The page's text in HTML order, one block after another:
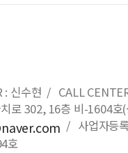
: 신수현 / CALL
로 302, 16층 비-1604
/ 사업자등
호